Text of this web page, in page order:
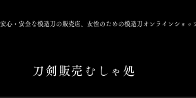
安心・安全な模造刀の販売店、女性のための模造刀オンラインショッ
刀剣販売むしゃ処